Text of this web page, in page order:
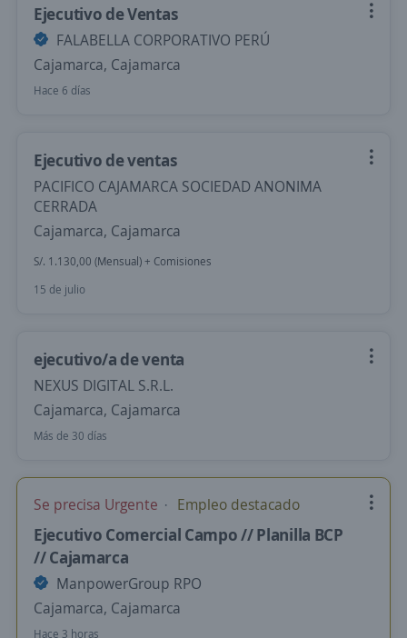
Ejecutivo de Ventas
FALABELLA CORPORATIVO PERÚ
Cajamarca, Cajamarca
Hace 6 días
Ejecutivo de ventas
PACIFICO CAJAMARCA SOCIEDAD ANONIMA
CERRADA
Cajamarca, Cajamarca
S/. 1.130,00 (Mensual) + Comisiones
15 de julio
ejecutivo/a de venta
NEXUS DIGITAL S.R.L.
Cajamarca, Cajamarca
Más de 30 días
Se precisa Urgente Empleo destacado
Ejecutivo Comercial Campo // Planilla BCP
// Cajamarca
ManpowerGroup RPO
Cajamarca, Cajamarca
Hace 3 horas